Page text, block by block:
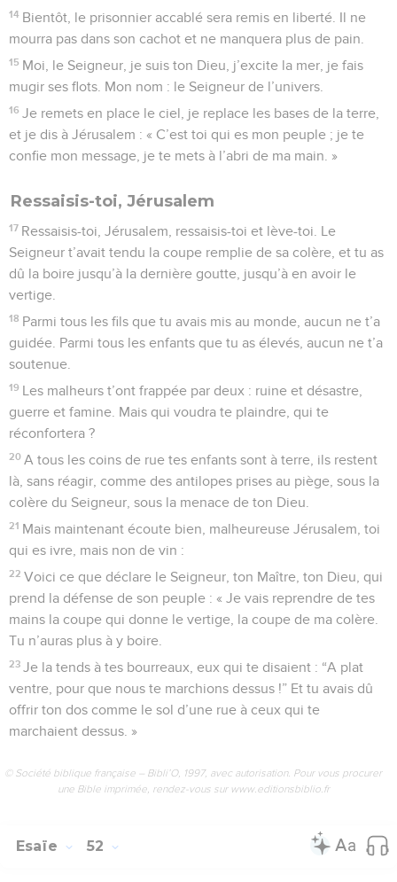
14 Bientôt, le prisonnier accablé sera remis en liberté. Il ne
mourra pas dans son cachot et ne manquera plus de pain.
15 Moi, le Seigneur, je suis ton Dieu, j’excite la mer, je fais
mugir ses flots. Mon nom : le Seigneur de l’univers.
16 Je remets en place le ciel, je replace les bases de la terre,
et je dis à Jérusalem : « C’est toi qui es mon peuple ; je te
confie mon message, je te mets à l’abri de ma main. »
Ressaisis-toi, Jérusalem
17 Ressaisis-toi, Jérusalem, ressaisis-toi et lève-toi. Le
Seigneur t’avait tendu la coupe remplie de sa colère, et tu as
dû la boire jusqu’à la dernière goutte, jusqu’à en avoir le
vertige.
18 Parmi tous les fils que tu avais mis au monde, aucun ne t’a
guidée. Parmi tous les enfants que tu as élevés, aucun ne t’a
soutenue.
19 Les malheurs t’ont frappée par deux : ruine et désastre,
guerre et famine. Mais qui voudra te plaindre, qui te
réconfortera ?
20 A tous les coins de rue tes enfants sont à terre, ils restent
là, sans réagir, comme des antilopes prises au piège, sous la
colère du Seigneur, sous la menace de ton Dieu.
21 Mais maintenant écoute bien, malheureuse Jérusalem, toi
qui es ivre, mais non de vin :
22 Voici ce que déclare le Seigneur, ton Maître, ton Dieu, qui
prend la défense de son peuple : « Je vais reprendre de tes
mains la coupe qui donne le vertige, la coupe de ma colère.
Tu n’auras plus à y boire.
23 Je la tends à tes bourreaux, eux qui te disaient : “A plat
ventre, pour que nous te marchions dessus !” Et tu avais dû
offrir ton dos comme le sol d’une rue à ceux qui te
marchaient dessus. »
© Société biblique française – Bibli’O, 1997, avec autorisation. Pour vous procurer
une Bible imprimée, rendez-vous sur www.editionsbiblio.fr
Esaïe 52